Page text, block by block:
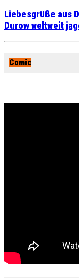
Liebesgrüße aus
Durow weltweit
Comic